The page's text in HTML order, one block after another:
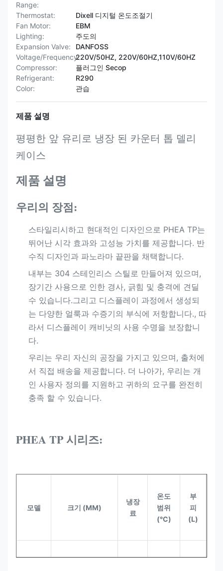
Range:
Thermostat:
Dixell 디지털 온도조절기
Fan Motor:
EBM
Lighting:
주도의
Expansion Valve:
DANFOSS
Voltage/Frequency:220V/50HZ, 220V/60HZ,110V/60HZ
Compressor:
플러그인 Secop
Refrigerant:
R290
Color:
관습
제품 설명
평평한 앞 유리로 냉장 된 카운터 톱 델리
케이스
제품 설명
우리의 장점:
스타일리시하고 현대적인 디자인으로 PHEA TP는
뛰어난 시각 효과와 고성능 가치를 제공합니다. 반
수직 디자인과 파노라마 끝판을 채택합니다.
내부는 304 스테인리스 스틸로 만들어져 있으며,
장기간 사용으로 인한 경사, 긁힘 및 충격에 견딜
수 있습니다.그리고 디스플레이 과정에서 생성되
는 다양한 얼룩과 수증기의 부식에 저항합니다., 따
라서 디스플레이 캐비닛의 사용 수명을 보장합니
다.
우리는 우리 자신의 공장을 가지고 있으며, 출처에
서 직접 배송을 제공합니다. 더 나아가, 우리는 개
인 사용자 정의를 지원하고 귀하의 요구를 완전히
충족 할 수 있습니다.
PHEA TP 시리즈:
모델 크기 (MM)
냉장
료
온도
범위
(°C)
부
피
(L)